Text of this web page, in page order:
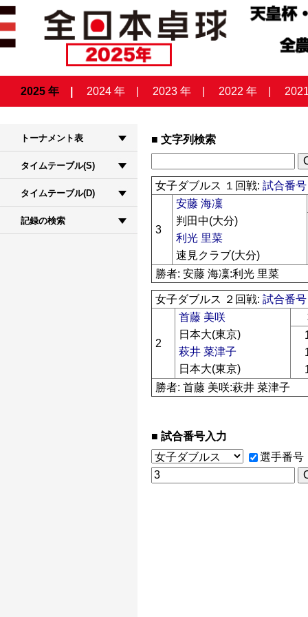
2025 年 2024 年 2023 年 2022 年
トーナメント表
タイムテーブル(S)
タイムテーブル(D)
記録の検索
文字列検索
女子ダブルス １回戦:試合番
3
安藤 海凜
判田中(大分)
利光 里菜
速見クラブ(大分)
勝者: 安藤 海凜:利光 里菜
女子ダブルス ２回戦:試合番
2
首藤 美咲
日本大(東京)
萩井 菜津子
日本大(東京)
勝者: 首藤 美咲:萩井 菜津子
試合番号入力
選手番号